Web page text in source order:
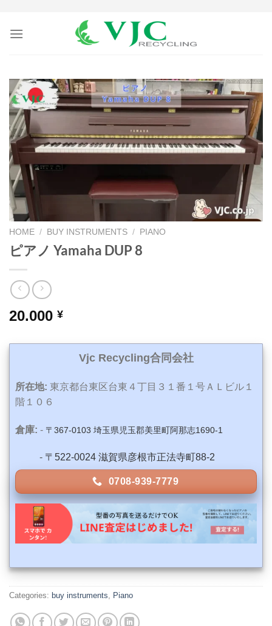
HOME / BUY INSTRUMENTS / PIANO
ピアノ Yamaha DUP 8
20.000 ¥
Vjc Recycling合同会社
所在地: 東京都台東区台東４丁目３１番１号ＡＬビル１
階１０６
倉庫: - 〒367-0103 埼玉県児玉郡美里町阿那志1690-1
- 〒522-0024 滋賀県彦根市正法寺町88-2
0708-939-7779
Categories: buy instruments, Piano